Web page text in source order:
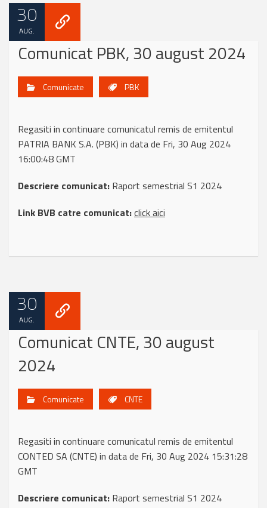
30
AUG.
Comunicat PBK, 30 august 2024
Comunicate PBK
Regasiti in continuare comunicatul remis de emitentul
PATRIA BANK S.A. (PBK) in data de Fri, 30 Aug 2024
16:00:48 GMT
Descriere comunicat: Raport semestrial S1 2024
Link BVB catre comunicat:click aici
30
AUG.
Comunicat CNTE, 30 august
2024
Comunicate CNTE
Regasiti in continuare comunicatul remis de emitentul
CONTED SA (CNTE) in data de Fri, 30 Aug 2024 15:31:28
GMT
Descriere comunicat: Raport semestrial S1 2024